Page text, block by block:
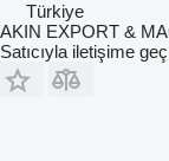
Türkiye
AKIN EXPORT &
Satıcıyla iletişime geç